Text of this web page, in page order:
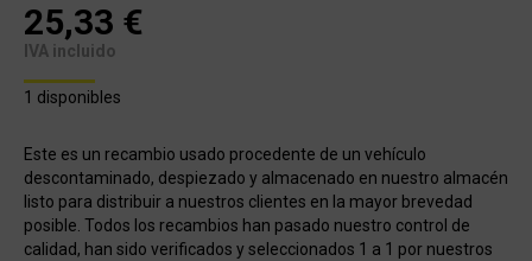
25,33 €
IVA incluido
1 disponibles
Este es un recambio usado procedente de un vehículo
descontaminado, despiezado y almacenado en nuestro almacén
listo para distribuir a nuestros clientes en la mayor brevedad
posible. Todos los recambios han pasado nuestro control de
calidad, han sido verificados y seleccionados 1 a 1 por nuestros